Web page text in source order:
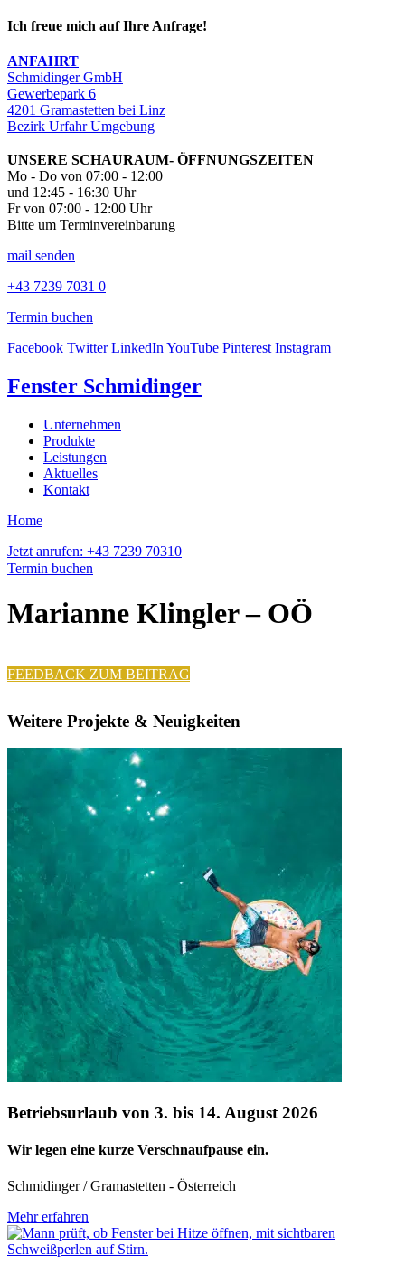
Ich freue mich auf Ihre Anfrage!
ANFAHRT
Schmidinger GmbH
Gewerbepark 6
4201 Gramastetten bei Linz
Bezirk Urfahr Umgebung
UNSERE SCHAURAUM- ÖFFNUNGSZEITEN
Mo - Do von 07:00 - 12:00
und 12:45 - 16:30 Uhr
Fr von 07:00 - 12:00 Uhr
Bitte um Terminvereinbarung
mail senden
+43 7239 7031 0
Termin buchen
Facebook Twitter LinkedInYouTube Pinterest Instagram
Fenster Schmidinger
Unternehmen
Produkte
Leistungen
Aktuelles
Kontakt
Home
Jetzt anrufen: +43 7239 70310
Termin buchen
Marianne Klingler – OÖ
FEEDBACK ZUM BEITRAG
Weitere Projekte & Neuigkeiten
Betriebsurlaub von 3. bis 14. August 2026
Wir legen eine kurze Verschnaufpause ein.
Schmidinger / Gramastetten - Österreich
Mehr erfahren